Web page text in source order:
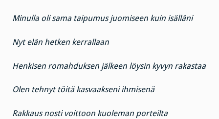
Minulla oli sama taipumus juomiseen kuin isälläni
Nyt elän hetken kerrallaan
Henkisen romahduksen jälkeen löysin kyvyn rakastaa
Olen tehnyt töitä kasvaakseni ihmisenä
Rakkaus nosti voittoon kuoleman porteilta